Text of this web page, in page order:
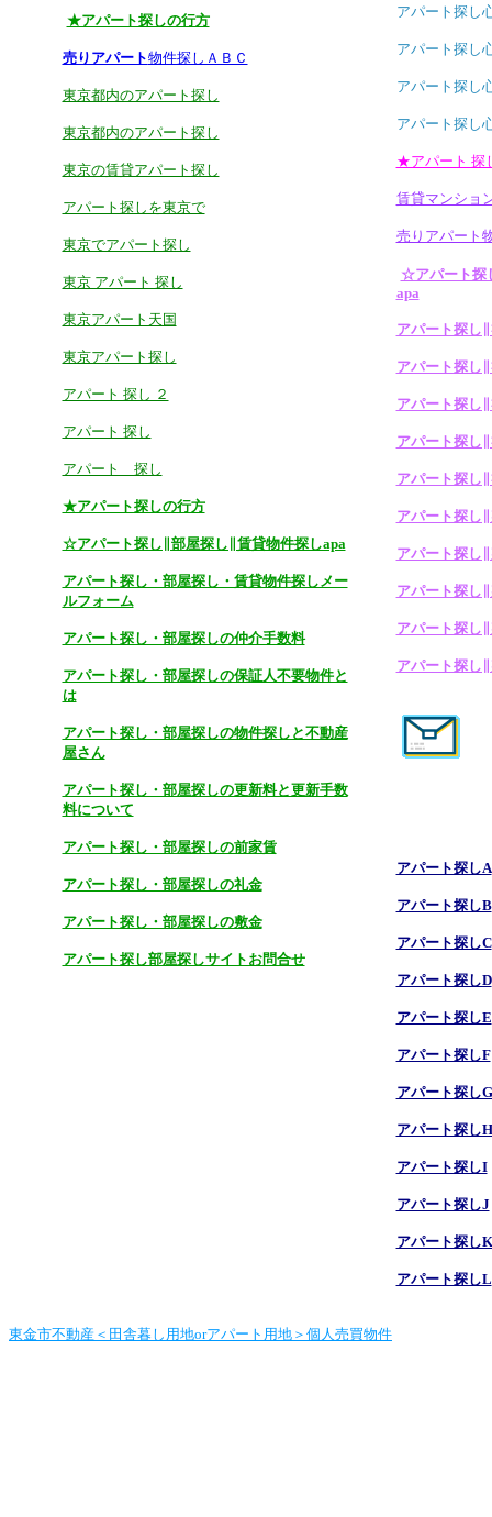
★アパート探しの行方
売りアパート物件探しＡＢＣ
東京都内のアパート探し
東京都内のアパート探し
東京の賃貸アパート探し
アパート探しを東京で
東京でアパート探し
東京 アパート 探し
東京アパート天国
東京アパート探し
アパート 探し ２
アパート 探し
アパート 探し
★アパート探しの行方
☆アパート探し∥部屋探し∥賃貸物件探しapa
アパート探し・部屋探し・賃貸物件探しメー
ルフォーム
アパート探し・部屋探しの仲介手数料
アパート探し・部屋探しの保証人不要物件と
は
アパート探し・部屋探しの物件探しと不動産
屋さん
アパート探し・部屋探しの更新料と更新手数
料について
アパート探し・部屋探しの前家賃
アパート探し・部屋探しの礼金
アパート探し・部屋探しの敷金
アパート探し部屋探しサイトお問合せ
アパート探し
アパート探し
アパート探し
アパート探し
★アパート 探
賃貸マンショ
売りアパート
☆アパート探
apa
アパート探し
アパート探し
アパート探し
アパート探し
アパート探し
アパート探し
アパート探し
アパート探し
アパート探し
アパート探し
アパート探しA
アパート探しB
アパート探しC
アパート探しD
アパート探しE
アパート探しF
アパート探しG
アパート探しH
アパート探しI
アパート探しJ
アパート探しK
アパート探しL
東金市不動産＜田舎暮し用地orアパート用地＞個人売買物件